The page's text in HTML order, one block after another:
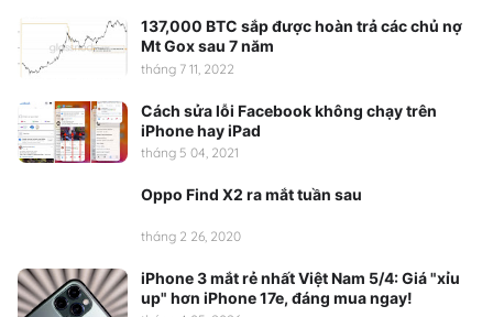
137,000 BTC sắp được hoàn trả các chủ nợ
Mt Gox sau 7 năm
tháng 7 11, 2022
Cách sửa lỗi Facebook không chạy trên
iPhone hay iPad
tháng 5 04, 2021
Oppo Find X2 ra mắt tuần sau
tháng 2 26, 2020
iPhone 3 mắt rẻ nhất Việt Nam 5/4: Giá "xỉu
up" hơn iPhone 17e, đáng mua ngay!